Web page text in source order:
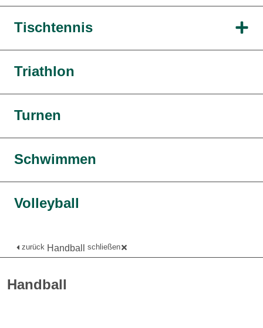
Tischtennis
Triathlon
Turnen
Schwimmen
Volleyball
zurück Handball schließen
Handball